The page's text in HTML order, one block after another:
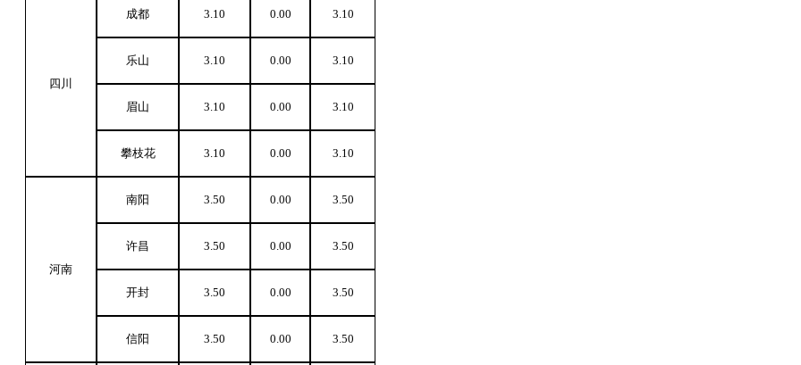
四川
成都 3.10 0.00 3.10
乐山 3.10 0.00 3.10
眉山 3.10 0.00 3.10
攀枝花 3.10 0.00 3.10
河南
南阳 3.50 0.00 3.50
许昌 3.50 0.00 3.50
开封 3.50 0.00 3.50
信阳 3.50 0.00 3.50